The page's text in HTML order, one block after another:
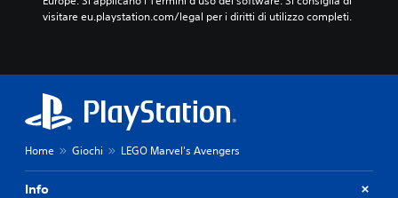
visitare eu.playstation.com/legal per i diritti di utilizzo completi.
Home Giochi LEGO Marvel's Avengers
Info